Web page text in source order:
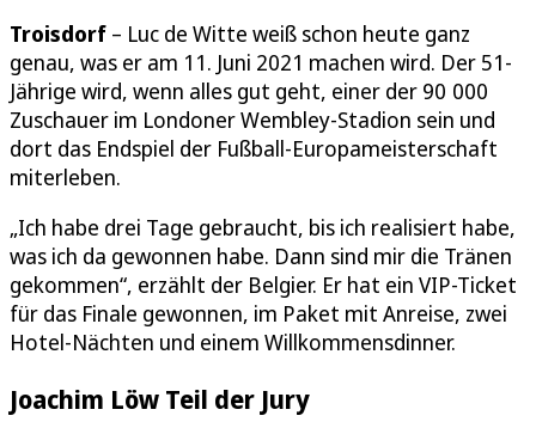
Troisdorf – Luc de Witte weiß schon heute ganz
genau, was er am 11. Juni 2021 machen wird. Der 51-
Jährige wird, wenn alles gut geht, einer der 90 000
Zuschauer im Londoner Wembley-Stadion sein und
dort das Endspiel der Fußball-Europameisterschaft
miterleben.
„Ich habe drei Tage gebraucht, bis ich realisiert habe,
was ich da gewonnen habe. Dann sind mir die Tränen
gekommen“, erzählt der Belgier. Er hat ein VIP-Ticket
für das Finale gewonnen, im Paket mit Anreise, zwei
Hotel-Nächten und einem Willkommensdinner.
Joachim Löw Teil der Jury